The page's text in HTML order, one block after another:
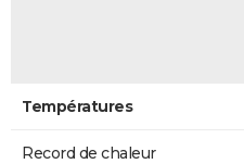
Températures
Record de chaleur